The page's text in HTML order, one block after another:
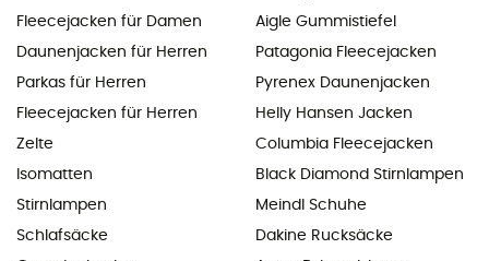
Fleecejacken für Damen
Daunenjacken für Herren
Parkas für Herren
Fleecejacken für Herren
Zelte
Isomatten
Stirnlampen
Schlafsäcke
Aigle Gummistiefel
Patagonia Fleecejacken
Pyrenex Daunenjacken
Helly Hansen Jacken
Columbia Fleecejacken
Black Diamond Stirnlampen
Meindl Schuhe
Dakine Rucksäcke